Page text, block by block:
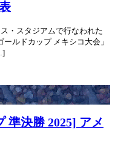
・スタジアムで行なわれた
ルドカップ メキシコ大会」
準決勝 2025] アメ